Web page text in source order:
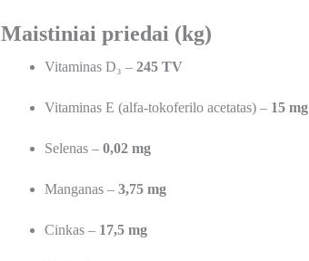
Maistiniai priedai (kg)
Vitaminas D₃ – 245 TV
Vitaminas E (alfa-tokoferilo acetatas) – 15 mg
Selenas – 0,02 mg
Manganas – 3,75 mg
Cinkas – 17,5 mg